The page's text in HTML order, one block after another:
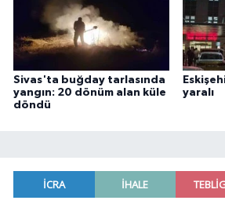
Sivas'ta buğday tarlasında
yangın: 20 dönüm alan küle
döndü
yaralı